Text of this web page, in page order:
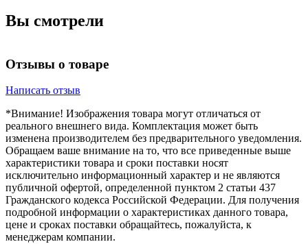
Вы смотрели
Отзывы о товаре
Написать отзыв
*Внимание! Изображения товара могут отличаться от
реального внешнего вида. Комплектация может быть
изменена производителем без предварительного уведомления.
Обращаем ваше внимание на то, что все приведенные выше
характеристики товара и сроки поставки носят
исключительно информационный характер и не являются
публичной офертой, определенной пунктом 2 статьи 437
Гражданского кодекса Российской Федерации. Для получения
подробной информации о характеристиках данного товара,
цене и сроках поставки обращайтесь, пожалуйста, к
менеджерам компании.